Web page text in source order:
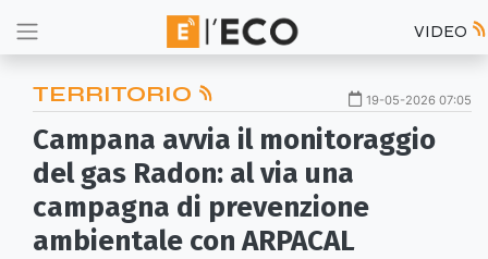
VIDEO
TERRITORIO 19-05-2026 07:05
Campana avvia il monitoraggio
del gas Radon: al via una
campagna di prevenzione
ambientale con ARPACAL